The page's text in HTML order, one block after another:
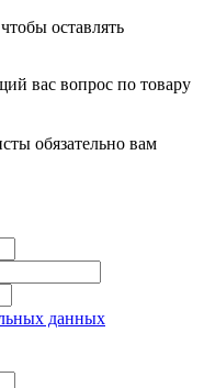
оставлять
вас вопрос по товару
обязательно вам
данных